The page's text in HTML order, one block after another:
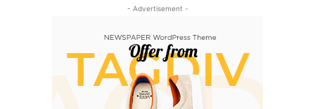
- Advertisement -